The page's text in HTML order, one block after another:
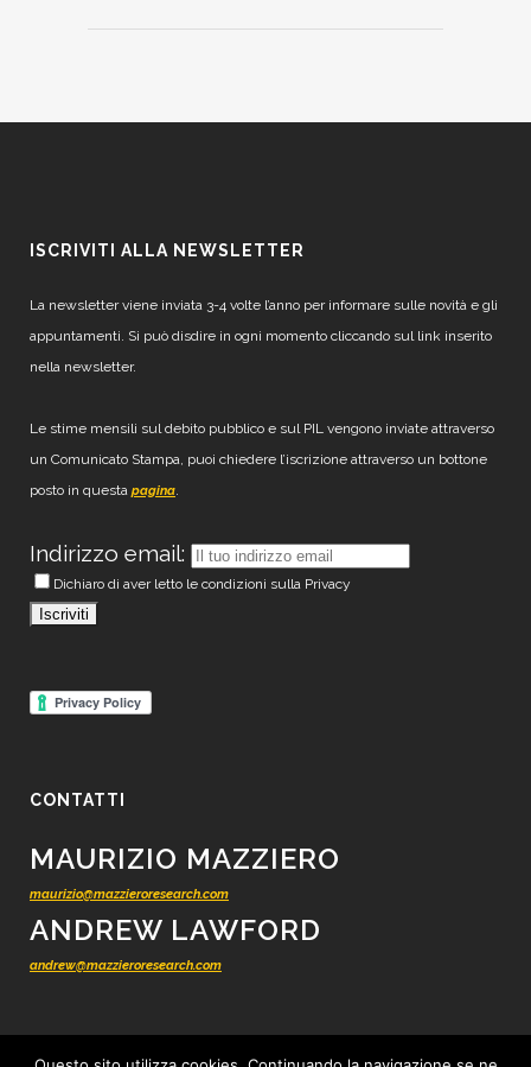
ISCRIVITI ALLA NEWSLETTER
La newsletter viene inviata 3-4 volte l’anno per informare sulle novità e gli
appuntamenti. Si può disdire in ogni momento cliccando sul link inserito
nella newsletter.
Le stime mensili sul debito pubblico e sul PIL vengono inviate attraverso
un Comunicato Stampa, puoi chiedere l’iscrizione attraverso un bottone
posto in questa pagina.
Indirizzo email:
Dichiaro di aver letto le condizioni sulla Privacy
CONTATTI
MAURIZIO MAZZIERO
maurizio@mazzieroresearch.com
ANDREW LAWFORD
andrew@mazzieroresearch.com